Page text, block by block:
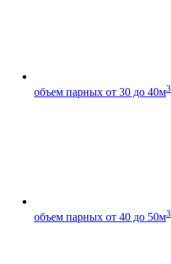
объем парных от 30 до 40м3
объем парных от 40 до 50м3